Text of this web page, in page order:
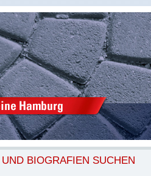
BIOGRAFIEN SUCHEN